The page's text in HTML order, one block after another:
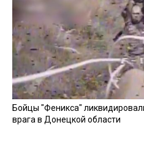
Бойцы "Феникса"
врага в Донецкой области